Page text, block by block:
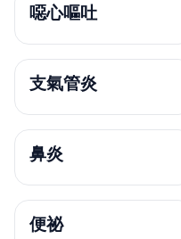
噁心嘔吐
支氣管炎
鼻炎
便祕